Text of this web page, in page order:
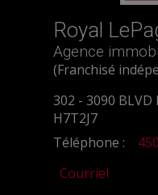
Royal
Agence
(Franchisé
302 - 3090 BLVD
H7T2J7
Téléphone :
Courriel